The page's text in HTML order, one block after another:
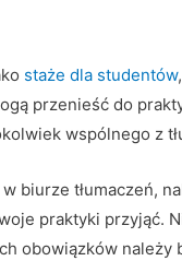
staże dla studentów
przenieść do
wspólnego z
w biurze tłumaczeń,
praktyki przyjąć.
obowiązków